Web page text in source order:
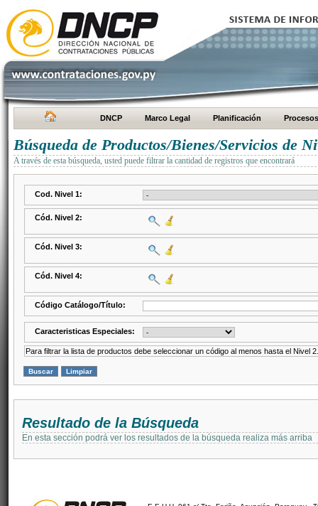
DNCP Marco Legal Planificación Procesos
Búsqueda de Productos/Bienes/Servicios de
A través de esta búsqueda, usted puede filtrar la cantidad de registros que encontrará
Cod. Nivel 1:
Cód. Nivel 2:
Cód. Nivel 3:
Cód. Nivel 4:
Código Catálogo/Título:
Caracteristicas Especiales:
Para filtrar la lista de productos debe seleccionar un código al menos hasta el Nivel 2.
Resultado de la Búsqueda
En esta sección podrá ver los resultados de la búsqueda realiza más arriba